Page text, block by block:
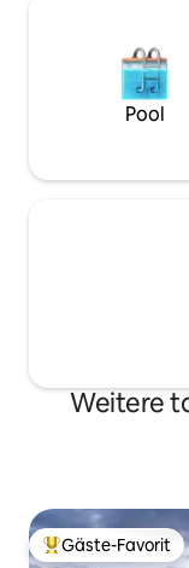
Pool
Weitere
Beliebter Gäste-
Gäste-Favorit